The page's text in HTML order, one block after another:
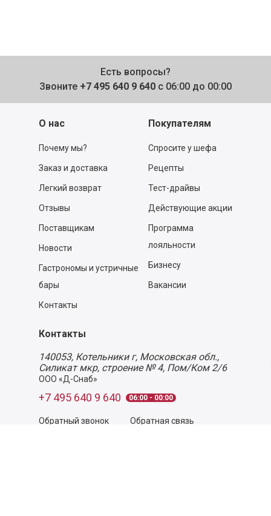
Есть вопросы?
Звоните +7 495 640 9 640 с 06:00 до 00:00
О нас
Почему мы?
Заказ и доставка
Легкий возврат
Отзывы
Поставщикам
Новости
Гастрономы и устричные
бары
Контакты
Покупателям
Спросите у шефа
Рецепты
Тест-драйвы
Действующие акции
Программа
лояльности
Бизнесу
Вакансии
Контакты
140053, Котельники г, Московская обл.,
Силикат мкр, строение № 4, Пом/Ком 2/6
ООО «Д-Снаб»
+7 495 640 9 640 06:00 - 00:00
Обратный звонок Обратная связь